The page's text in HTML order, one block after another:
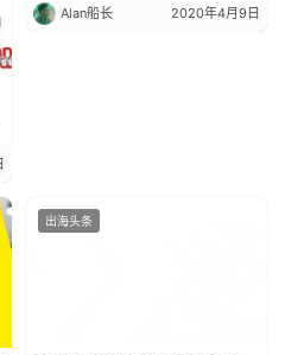
Alan船长 2020年4月9日
出海头条